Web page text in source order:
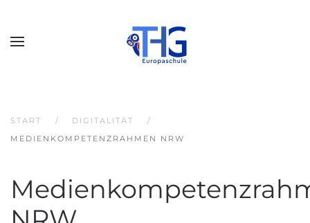
START
DIGITALITÄT
MEDIENKOMPETENZRAHMEN NRW